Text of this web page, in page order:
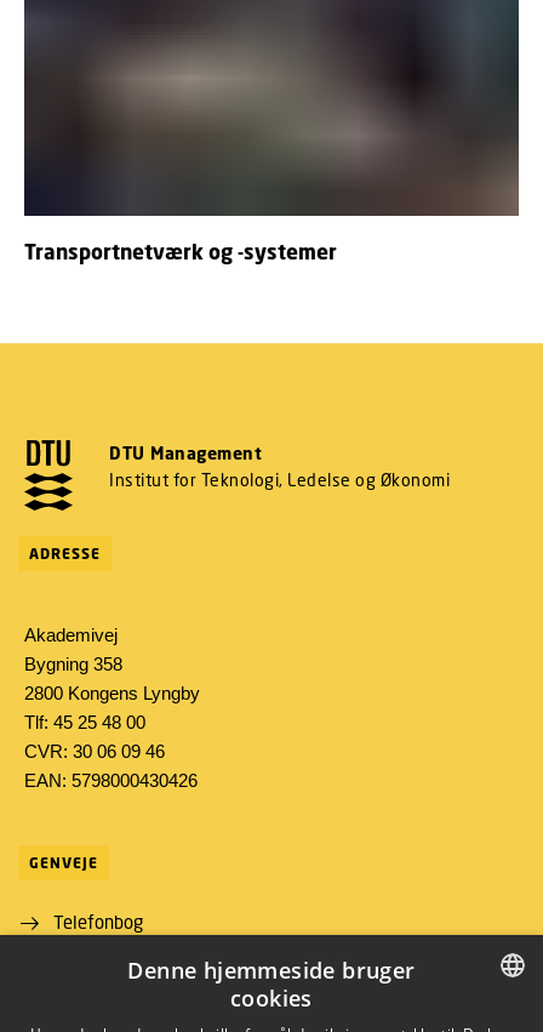
Transportnetværk og -systemer
DTU Management
Institut for Teknologi, Ledelse og Økonomi
ADRESSE
Akademivej
Bygning 358
2800 Kongens Lyngby
Tlf: 45 25 48 00
CVR: 30 06 09 46
EAN: 5798000430426
GENVEJE
Telefonbog
DANISH
Denne hjemmeside bruger
cookies